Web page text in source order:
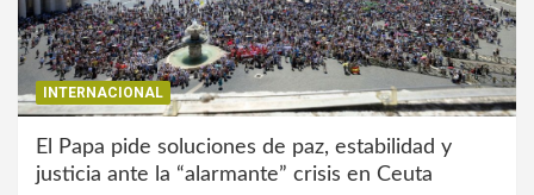
INTERNACIONAL
El Papa pide soluciones de paz, estabilidad y
justicia ante la “alarmante” crisis en Ceuta